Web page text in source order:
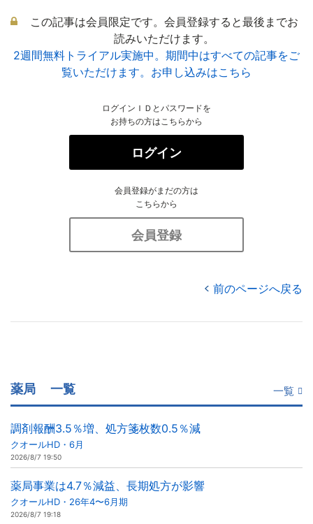
この記事は会員限定です。会員登録すると最後までお
読みいただけます。
2週間無料トライアル実施中。期間中はすべての記事をご
覧いただけます。お申し込みはこちら
ログインＩＤとパスワードを
お持ちの方はこちらから
ログイン
会員登録がまだの方は
こちらから
会員登録
前のページへ戻る
薬局 一覧 一覧
調剤報酬3.5％増、処方箋枚数0.5％減
クオールHD・6月
2026/8/7 19:50
薬局事業は4.7％減益、長期処方が影響
クオールHD・26年4〜6月期
2026/8/7 19:18